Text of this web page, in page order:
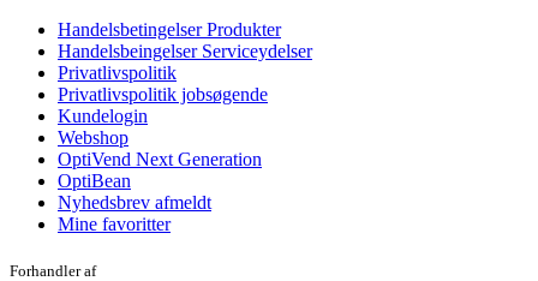
Handelsbetingelser Produkter
Handelsbeingelser Serviceydelser
Privatlivspolitik
Privatlivspolitik jobsøgende
Kundelogin
Webshop
OptiVend Next Generation
OptiBean
Nyhedsbrev afmeldt
Mine favoritter
Forhandler af